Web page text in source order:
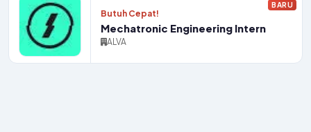
Butuh Cepat!
Mechatronic Engineering Intern
ALVA
BARU